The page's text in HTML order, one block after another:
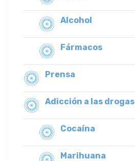
Alcohol
Fármacos
Prensa
Adicción a las drogas
Cocaína
Marihuana